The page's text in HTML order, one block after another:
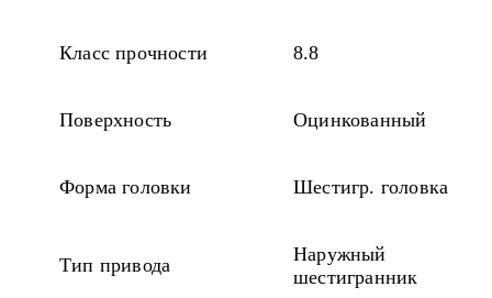
Класс прочности 8.8
Поверхность Оцинкованный
Форма головки Шестигр. головка
Тип привода
Наружный
шестигранник